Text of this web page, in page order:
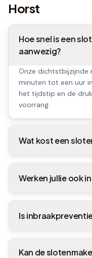
Horst
Hoe snel is een
aanwezig?
Onze dichtstbijzijnde
minuten tot een uur
het tijdstip en de
voorrang.
Wat kost een
Werken jullie ook
Is
Kan de